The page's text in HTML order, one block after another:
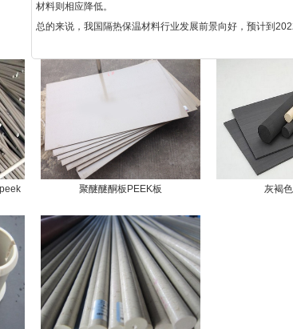
材料则相应降低。
总的来说，我国隔热保温材料行业发展前景向好，预计到
聚醚醚酮板PEEK板 灰褐